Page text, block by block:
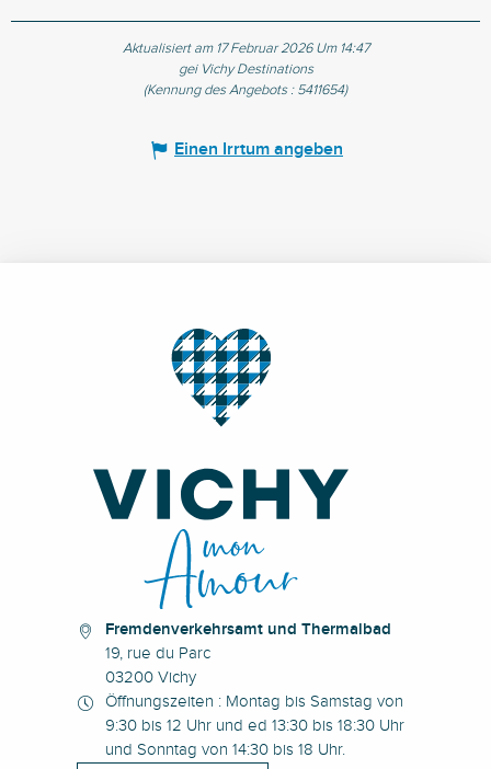
Aktualisiert am 17 Februar 2026 Um 14:47
gei Vichy Destinations
(Kennung des Angebots : 5411654)
Einen Irrtum angeben
Fremdenverkehrsamt und Thermalbad
19, rue du Parc
03200 Vichy
Öffnungszeiten : Montag bis Samstag von
9:30 bis 12 Uhr und ed 13:30 bis 18:30 Uhr
und Sonntag von 14:30 bis 18 Uhr.